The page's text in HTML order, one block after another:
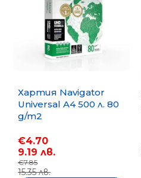
Хартия Navigator
Universal A4 500 л. 80
g/m2
€4.70
9.19 лв.
€7.85
15.35 лв.